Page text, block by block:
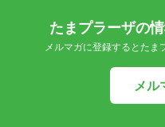
たまプラーザの
メルマガに登録するとたま
メル